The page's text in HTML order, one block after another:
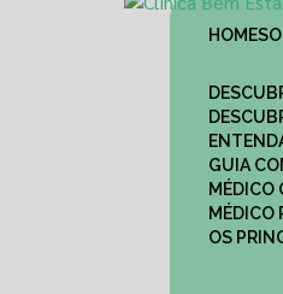
HOME
GUIA
OS